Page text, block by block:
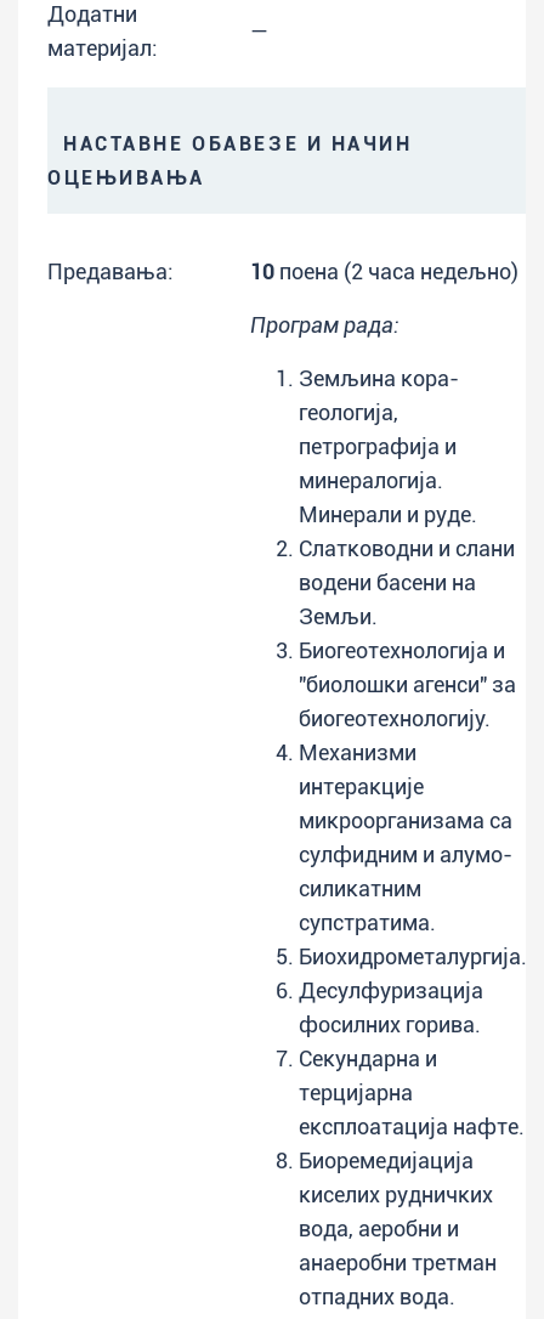
Додатни
материјал:
—
НАСТАВНЕ ОБАВЕЗЕ И НАЧИН
ОЦЕЊИВАЊА
Предавања: 10 поена (2 часа недељно)
Програм рада:
Земљина кора-
геологија,
петрографија и
минералогија.
Минерали и руде.
Слатководни и слани
водени басени на
Земљи.
Биогеотехнологија и
"биолошки агенси" за
биогеотехнологију.
Механизми
интеракције
микроорганизама са
сулфидним и алумо-
силикатним
супстратима.
Биохидрометалургија.
Десулфуризација
фосилних горива.
Секундарна и
терцијарна
експлоатација нафте.
Биоремедијација
киселих рудничких
вода, аеробни и
анаеробни третман
отпадних вода.